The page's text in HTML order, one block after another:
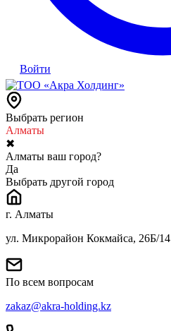
Войти
Выбрать регион
Алматы
✖
Алматы ваш город?
Да
Выбрать другой город
г. Алматы
ул. Микрорайон Кокмайса, 26Б/14
По всем вопросам
zakaz@akra-holding.kz